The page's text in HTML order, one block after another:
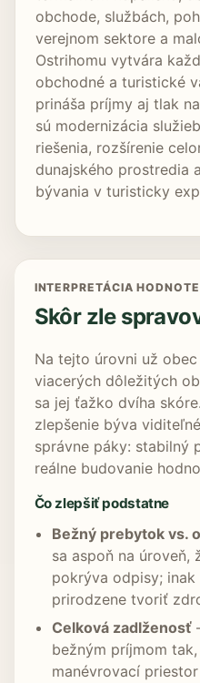
obchode, službách,
verejnom sektore a
Ostrihomu vytvára
obchodné a turistické
prináša príjmy aj tlak
sú modernizácia
riešenia, rozšírenie
dunajského prostredia
bývania v turisticky
INTERPRETÁCIA
Skôr zle
Na tejto úrovni už
viacerých dôležitých
sa jej ťažko dvíha
zlepšenie býva
správne páky: stabilný
reálne budovanie
Čo zlepšiť podstatne
Bežný prebytok vs.
sa aspoň na úroveň,
pokrýva odpisy;
prirodzene tvoriť
Celková zadlženosť
bežným príjmom
manévrovací